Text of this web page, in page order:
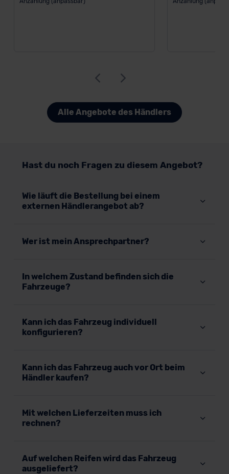
Alle Angebote des Händlers
Hast du noch Fragen zu diesem Angebot?
Wie läuft die Bestellung bei einem
externen Händlerangebot ab?
Wer ist mein Ansprechpartner?
In welchem Zustand befinden sich die
Fahrzeuge?
Kann ich das Fahrzeug individuell
konfigurieren?
Kann ich das Fahrzeug auch vor Ort beim
Händler kaufen?
Mit welchen Lieferzeiten muss ich
rechnen?
Auf welchen Reifen wird das Fahrzeug
ausgeliefert?